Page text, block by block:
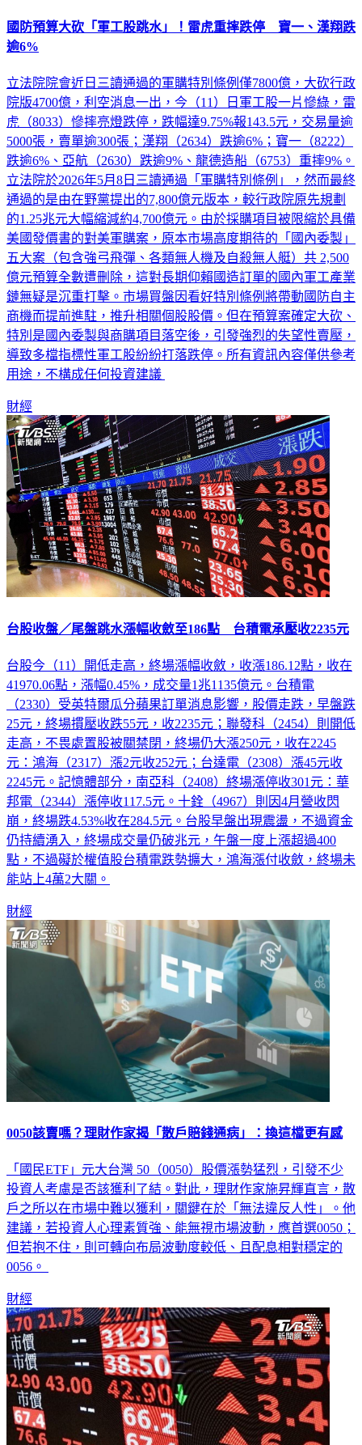
國防預算大砍「軍工股跳水」！雷虎重摔跌停 寶一、漢翔跌
立法院院會近日三讀通過的軍購特別條例僅7800億，大砍行政
院版4700億，利空消息一出，今（11）日軍工股一片慘綠，雷
虎（8033）慘摔亮燈跌停，跌幅達9.75%報143.5元，交易量逾
5000張，賣單逾300張；漢翔（2634）跌逾6%；寶一（8222）
跌逾6%、亞航（2630）跌逾9%、龍德造船（6753）重摔9%。
立法院於2026年5月8日三讀通過「軍購特別條例」，然而最終
通過的是由在野黨提出的7,800億元版本，較行政院原先規劃
的1.25兆元大幅縮減約4,700億元。由於採購項目被限縮於具備
美國發價書的對美軍購案，原本市場高度期待的「國內委製」
五大案（包含強弓飛彈、各類無人機及自殺無人艇）共 2,500
億元預算全數遭刪除，這對長期仰賴國造訂單的國內軍工產業
鏈無疑是沉重打擊。市場買盤因看好特別條例將帶動國防自主
商機而提前進駐，推升相關個股股價。但在預算案確定大砍、
特別是國內委製與商購項目落空後，引發強烈的失望性賣壓，
導致多檔指標性軍工股紛紛打落跌停。所有資訊內容僅供參考
財經
台股今（11）開低走高，終場漲幅收斂，收漲186.12點，收在
41970.06點，漲幅0.45%，成交量1兆1135億元。台積電
（2330）受英特爾瓜分蘋果訂單消息影響，股價走跌，早盤跌
25元，終場摜壓收跌55元，收2235元；聯發科（2454）則開低
走高，不畏處置股被關禁閉，終場仍大漲250元，收在2245
元：鴻海（2317）漲2元收252元；台達電（2308）漲45元收
2245元。記憶體部分，南亞科（2408）終場漲停收301元：華
邦電（2344）漲停收117.5元。十銓（4967）則因4月營收閃
崩，終場跌4.53%收在284.5元。台股早盤出現震盪，不過資金
仍持續湧入，終場成交量仍破兆元，午盤一度上漲超過400
點，不過礙於權值股台積電跌勢擴大，鴻海漲付收斂，終場未
財經
「國民ETF」元大台灣 50（0050）股價漲勢猛烈，引發不少
投資人考慮是否該獲利了結。對此，理財作家施昇輝直言，散
戶之所以在市場中難以獲利，關鍵在於「無法違反人性」。他
建議，若投資人心理素質強、能無視市場波動，應首選0050；
但若抱不住，則可轉向布局波動度較低、且配息相對穩定的
財經